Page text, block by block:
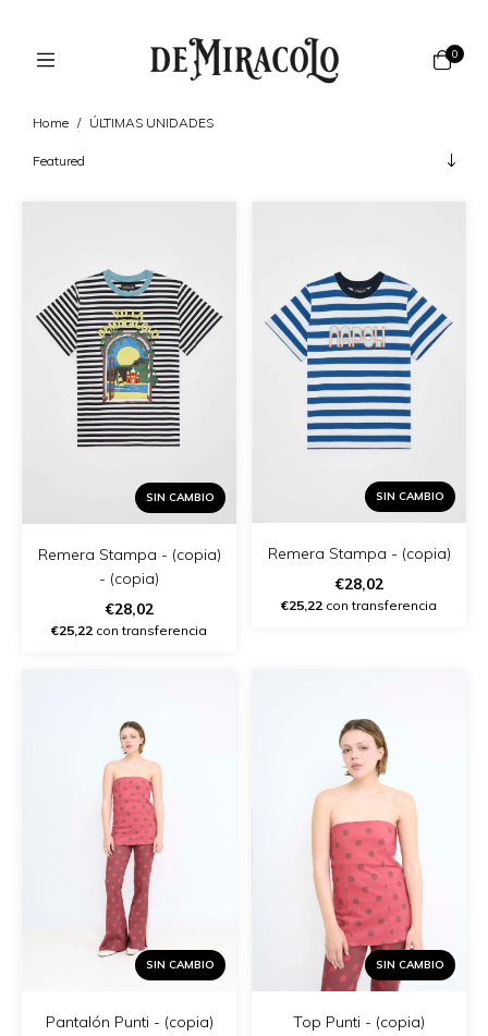
0
Home / ÚLTIMAS UNIDADES
SIN CAMBIO
Remera Stampa - (copia)
- (copia)
€28,02
€25,22 con transferencia
SIN CAMBIO
Remera Stampa - (copia)
€28,02
€25,22 con transferencia
SIN CAMBIO
Pantalón Punti - (copia)
SIN CAMBIO
Top Punti - (copia)